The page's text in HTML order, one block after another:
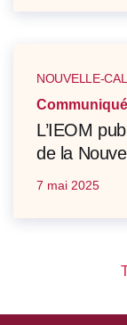
NOUVELLE-
L’IEOM
de la
7 mai 2025